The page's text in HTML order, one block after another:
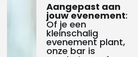
Aangepast aan
jouw evenement:
Of je een
kleinschalig
evenement plant,
onze bar is